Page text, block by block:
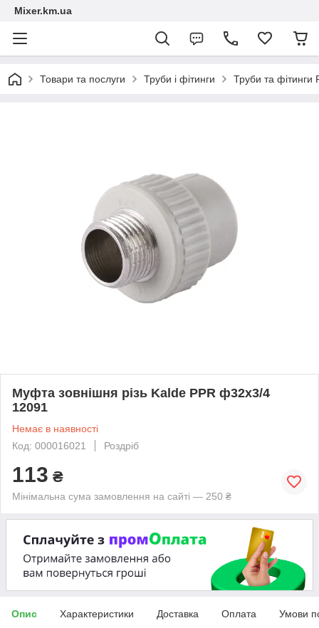
Mixer.km.ua
Товари та послуги Труби і фітинги Труби та фітинги
Муфта зовнішня різь Kalde PPR ф32х3/4
12091
Немає в наявності
Код: 000016021
Роздріб
113 ₴
Мінімальна сума замовлення на сайті — 250 ₴
Опис Характеристики Доставка Оплата Умови